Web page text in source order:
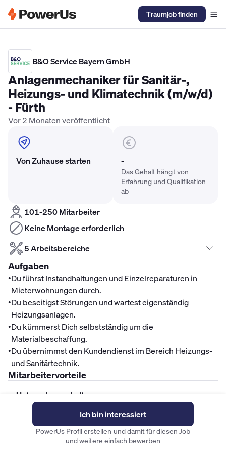
Traumjob finden
B&O Service Bayern GmbH
Anlagenmechaniker für Sanitär-,
Heizungs- und Klimatechnik (m/w/d)
- Fürth
Vor 2 Monaten veröffentlicht
Von Zuhause starten -
Das Gehalt hängt von
Erfahrung und Qualifikation
ab
101-250 Mitarbeiter
Keine Montage erforderlich
5 Arbeitsbereiche
Aufgaben
•Du führst Instandhaltungen und Einzelreparaturen in
Mieterwohnungen durch.
•Du beseitigst Störungen und wartest eigenständig
Heizungsanlagen.
•Du kümmerst Dich selbstständig um die
Materialbeschaffung.
•Du übernimmst den Kundendienst im Bereich Heizungs-
und Sanitärtechnik.
Mitarbeitervorteile
Unternehmenskultur
Gründliche Einarbeitung
Spannende Aufgaben
Gute Aufstiegsmöglichkeiten
Ich bin interessiert
PowerUs Profil erstellen und damit für diesen Job
und weitere einfach bewerben